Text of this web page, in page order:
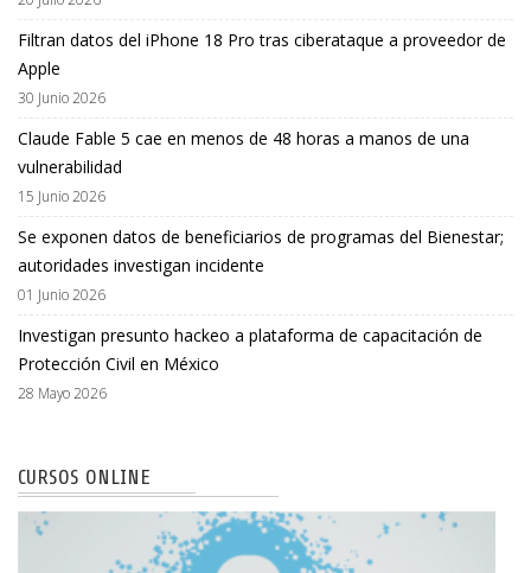
Filtran datos del iPhone 18 Pro tras ciberataque a proveedor de
Apple
30 Junio 2026
Claude Fable 5 cae en menos de 48 horas a manos de una
vulnerabilidad
15 Junio 2026
Se exponen datos de beneficiarios de programas del Bienestar;
autoridades investigan incidente
01 Junio 2026
Investigan presunto hackeo a plataforma de capacitación de
Protección Civil en México
28 Mayo 2026
CURSOS ONLINE